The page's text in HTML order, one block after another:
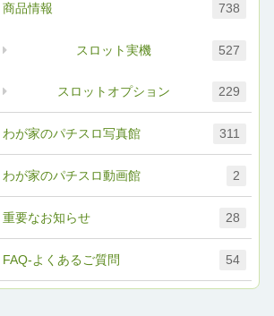
FAQ-よくあるご質問 54
わが家のパチスロ写真館 311
わが家のパチスロ動画館 2
商品情報 738
スロットオプション 229
スロット実機 527
重要なお知らせ 28